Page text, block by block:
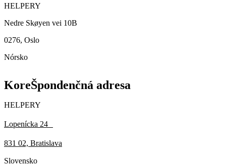
HELPERY
Nedre Skøyen vei 10B
0276, Oslo
Nórsko
KoreŠpondenčná adresa
HELPERY
Lopenícka 24
831 02, Bratislava
Slovensko